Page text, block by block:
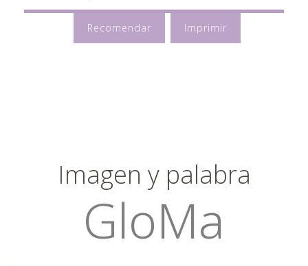
Recomendar Imprimir
Imagen y palabra
GloMa